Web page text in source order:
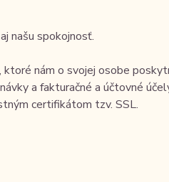
našu spokojnosť.
ktoré nám o svojej osobe
a fakturačné a účtovné
certifikátom tzv. SSL.